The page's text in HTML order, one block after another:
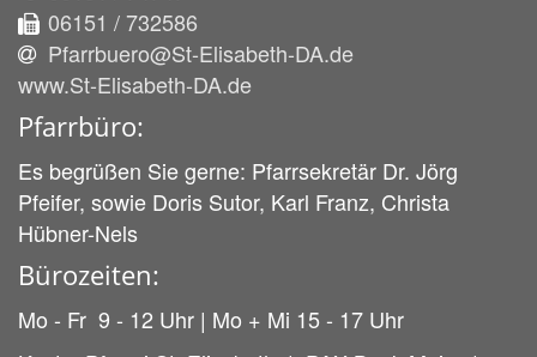
06151 / 732586
Pfarrbuero@St-Elisabeth-DA.de
www.St-Elisabeth-DA.de
Pfarrbüro:
Es begrüßen Sie gerne: Pfarrsekretär Dr. Jörg
Pfeifer, sowie Doris Sutor, Karl Franz, Christa
Hübner-Nels
Bürozeiten:
Mo - Fr 9 - 12 Uhr | Mo + Mi 15 - 17 Uhr